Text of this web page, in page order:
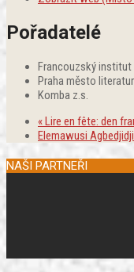
Pořadatelé
Francouzský institut
Praha město
Komba z.s.
«Lire en fête: den
Elemawusi
NAŠI PARTNEŘI